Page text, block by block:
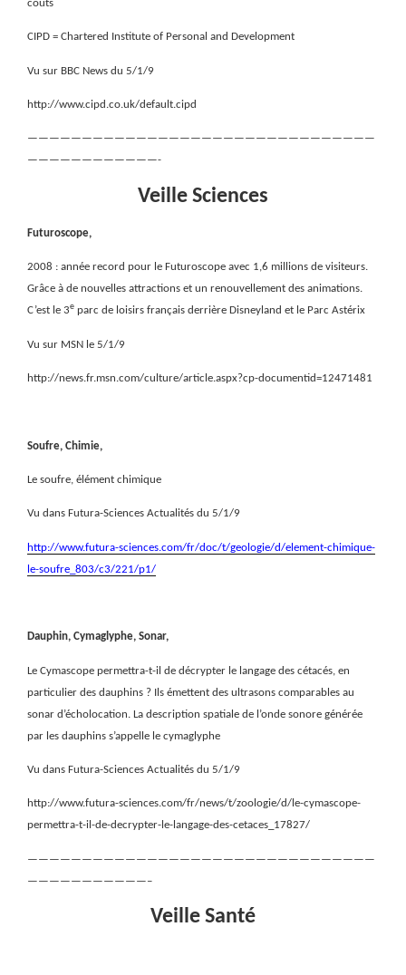
coûts
CIPD = Chartered Institute of Personal and Development
Vu sur BBC News du 5/1/9
http://www.cipd.co.uk/default.cipd
————————————————————————————————
————————————-
Veille Sciences
Futuroscope,
2008 : année record pour le Futuroscope avec 1,6 millions de visiteurs.
Grâce à de nouvelles attractions et un renouvellement des animations.
C’est le 3e parc de loisirs français derrière Disneyland et le Parc Astérix
Vu sur MSN le 5/1/9
http://news.fr.msn.com/culture/article.aspx?cp-documentid=12471481
Soufre, Chimie,
Le soufre, élément chimique
Vu dans Futura-Sciences Actualités du 5/1/9
http://www.futura-sciences.com/fr/doc/t/geologie/d/element-chimique-
le-soufre_803/c3/221/p1/
Dauphin, Cymaglyphe, Sonar,
Le Cymascope permettra-t-il de décrypter le langage des cétacés, en
particulier des dauphins ? Ils émettent des ultrasons comparables au
sonar d’écholocation. La description spatiale de l’onde sonore générée
par les dauphins s’appelle le cymaglyphe
Vu dans Futura-Sciences Actualités du 5/1/9
http://www.futura-sciences.com/fr/news/t/zoologie/d/le-cymascope-
permettra-t-il-de-decrypter-le-langage-des-cetaces_17827/
————————————————————————————————
———————————–
Veille Santé